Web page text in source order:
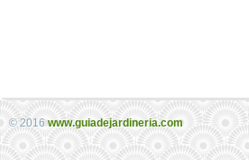
© 2016 www.guiadejardineria.com